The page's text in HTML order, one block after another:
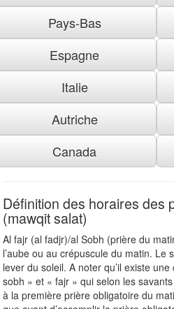
Pays-Bas
Espagne
Italie
Autriche
Canada
Définition des horaires des
(mawqit salat)
Al fajr (al fadjr)/al Sobh (prière du
l’aube ou au crépuscule du matin. Le
lever du soleil. A noter qu’il existe
sobh » et « fajr » qui selon les
à la première prière obligatoire du